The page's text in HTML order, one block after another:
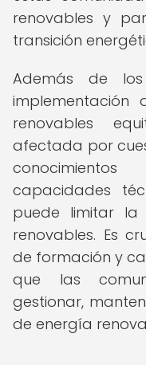
renovables y
transición
Además de
implementación
renovables
afectada por
capacidades
puede limitar la
renovables. Es
de formación y
que las
gestionar,
de energía